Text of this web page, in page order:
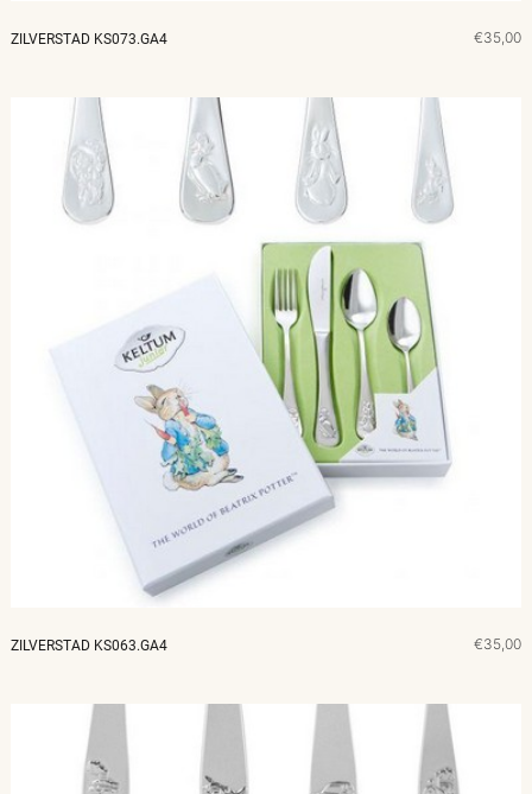
ZILVERSTAD KS073.GA4 €35,00
ZILVERSTAD KS063.GA4 €35,00